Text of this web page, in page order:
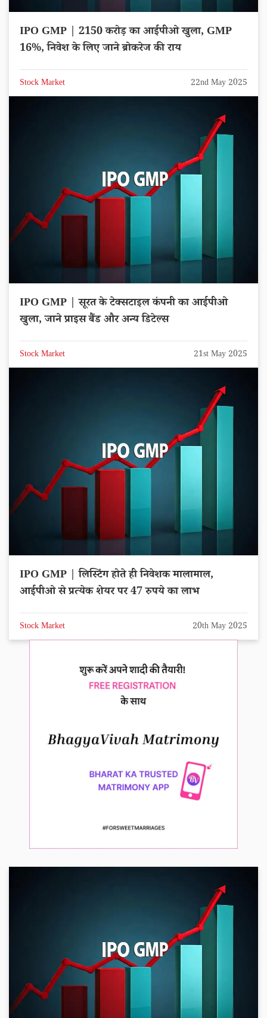
IPO GMP | 2150 करोड़ का आईपीओ खुला, GMP
16%, निवेश के लिए जाने ब्रोकरेज की राय
Stock Market 22nd May 2025
IPO GMP | सूरत के टेक्सटाइल कंपनी का आईपीओ
खुला, जाने प्राइस बैंड और अन्य डिटेल्स
Stock Market 21st May 2025
IPO GMP | लिस्टिंग होते ही निवेशक मालामाल,
आईपीओ से प्रत्येक शेयर पर 47 रुपये का लाभ
Stock Market 20th May 2025